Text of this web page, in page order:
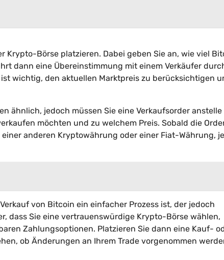
Krypto-Börse platzieren. Dabei geben Sie an, wie viel
dann eine Übereinstimmung mit einem Verkäufer
wichtig, den aktuellen Marktpreis zu berücksichtigen
ähnlich, jedoch müssen Sie eine Verkaufsorder
möchten und zu welchem Preis. Sobald die
anderen Kryptowährung oder einer Fiat-Währung, je
von Bitcoin ein einfacher Prozess ist, der jedoch
dass Sie eine vertrauenswürdige Krypto-Börse wählen,
Zahlungsoptionen. Platzieren Sie dann eine Kauf-
ob Änderungen an Ihrem Trade vorgenommen